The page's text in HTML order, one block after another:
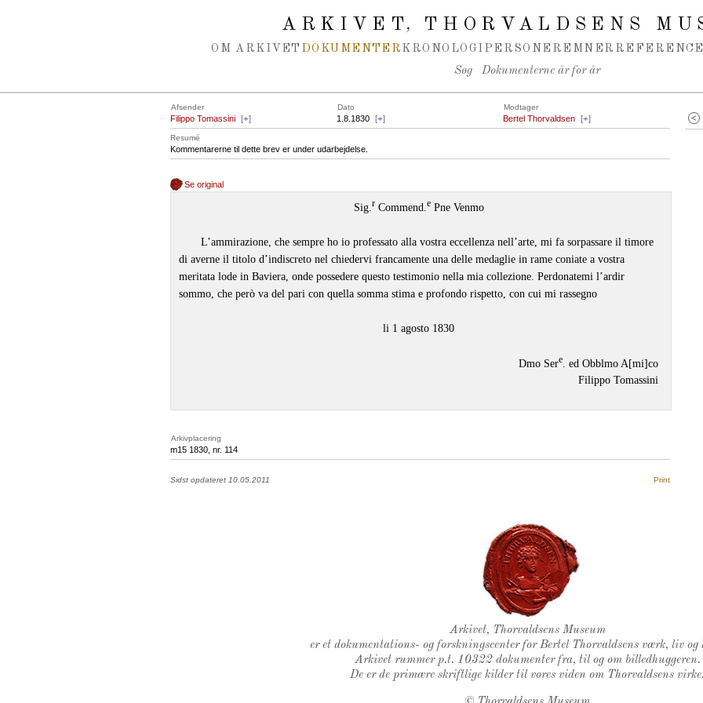
ARKIVET, THORVALDSENS
OM ARKIVET DOKUMENTER KRONOLOGI PERSONER EMNER
Søg Dokumenterne år for år
Afsender Dato Modtager
Filippo Tomassini [+] 1.8.1830 [+] Bertel Thorvaldsen [+]
Resumé
Kommentarerne til dette brev er under udarbejdelse.
Se original
Sig. rCommend. ePne Venmo
L’ammirazione, che sempre ho io professato alla vostra eccellenza nell’arte, mi fa sorpassare il timore
di averne il titolo d’indiscreto nel chiedervi francamente una delle medaglie in rame coniate a vostra
meritata lode in Baviera, onde possedere questo testimonio nella mia collezione. Perdonatemi l’ardir
sommo, che però va del pari con quella somma stima e profondo rispetto, con cui mi rassegno
li 1 agosto 1830
Dmo Sere . ed Obblmo A[mi]co
Filippo Tomassini
Arkivplacering
m15 1830, nr. 114
Sidst opdateret 10.05.2011 Print
Thorvaldsens Segl
Arkivet, Thorvaldsens Museum
er et dokumentations- og forskningscenter for Bertel Thorvaldsens værk, liv og
Arkivet rummer p.t. 10322 dokumenter fra, til og om billedhuggeren.
De er de primære skriftlige kilder til vores viden om Thorvaldsens virke.